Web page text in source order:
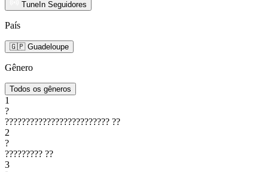
TuneIn Seguidores
País
🇬🇵 Guadeloupe
Gênero
Todos os gêneros
1
?
????????????????????????? ??
2
?
????????? ??
3